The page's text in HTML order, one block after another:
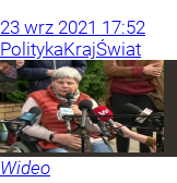
23 wrz 2021 17:52
PolitykaKrajŚwiat
Wideo